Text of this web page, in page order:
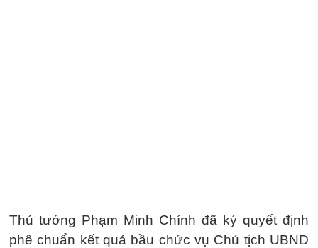
Thủ tướng Phạm Minh Chính đã ký quyết định
phê chuẩn kết quả bầu chức vụ Chủ tịch UBND